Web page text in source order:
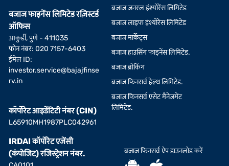
बजाज फाइनेंस लिमिटेड रज़िस्टर्ड
ऑफिस
आकुर्डी, पुणे - 411035
फोन नंबर: 020 7157-6403
ईमेल ID:
investor.service@bajajfinse
rv.in
कॉर्पोरेट आइडेंटिटी नंबर (CIN)
L65910MH1987PLC042961
IRDAI कॉर्पोरेट एजेंसी
(कंपोजिट) रजिस्ट्रेशन नंबर.
बजाज जनरल इंश्योरेंस लिमिटेड
बजाज लाइफ इंश्योरेंस लिमिटेड
बजाज मार्केट्स
बजाज हाउसिंग फाइनेंस लिमिटेड.
बजाज ब्रोकिंग
बजाज फिनसर्व हेल्थ लिमिटेड.
बजाज फिनसर्व एसेट मैनेजमेंट
लिमिटेड.
बजाज फिनसर्व ऐप डाउनलोड करें